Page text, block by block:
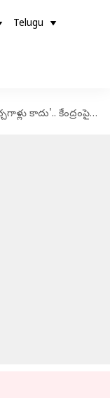
Telugu
కాదు'.. కేంద్రంపై ఒమర్ అబ్దుల్లా ఫైర్